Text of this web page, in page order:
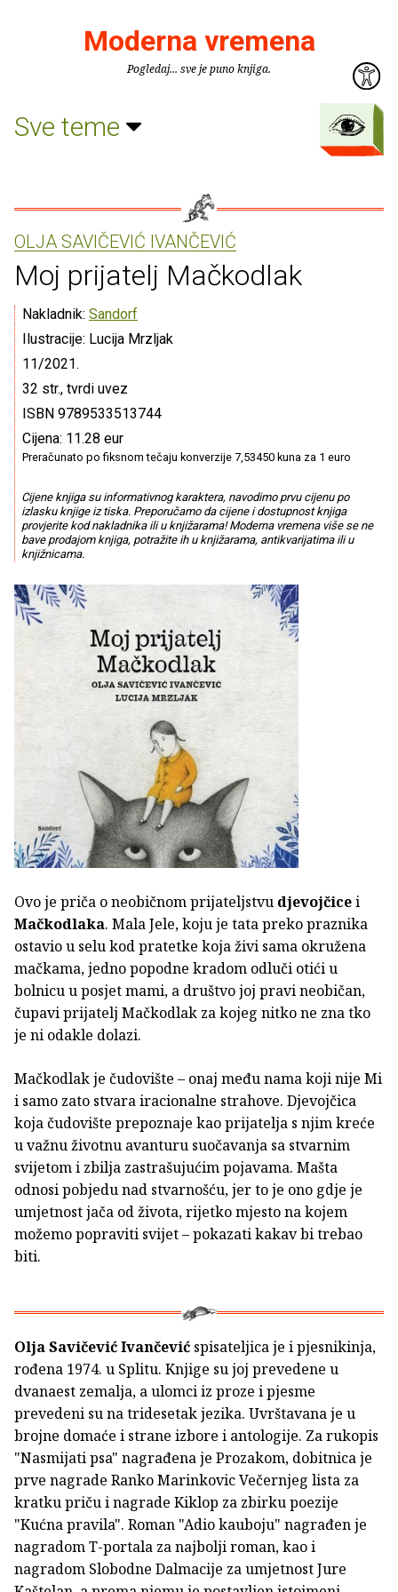
Moderna vremena
Pogledaj... sve je puno knjiga.
Sve teme
OLJA SAVIČEVIĆ IVANČEVIĆ
Moj prijatelj Mačkodlak
Nakladnik: Sandorf
Ilustracije: Lucija Mrzljak
11/2021.
32 str., tvrdi uvez
ISBN 9789533513744
Cijena: 11.28 eur
Preračunato po fiksnom tečaju konverzije 7,53450 kuna za 1 euro
Cijene knjiga su informativnog karaktera, navodimo prvu cijenu po
izlasku knjige iz tiska. Preporučamo da cijene i dostupnost knjiga
provjerite kod nakladnika ili u knjižarama! Moderna vremena više se ne
bave prodajom knjiga, potražite ih u knjižarama, antikvarijatima ili u
knjižnicama.
Ovo je priča o neobičnom prijateljstvu djevojčicei
Mačkodlaka. Mala Jele, koju je tata preko praznika
ostavio u selu kod pratetke koja živi sama okružena
mačkama, jedno popodne kradom odluči otići u
bolnicu u posjet mami, a društvo joj pravi neobičan,
čupavi prijatelj Mačkodlak za kojeg nitko ne zna tko
je ni odakle dolazi.
Mačkodlak je čudovište – onaj među nama koji nije Mi
i samo zato stvara iracionalne strahove. Djevojčica
koja čudovište prepoznaje kao prijatelja s njim kreće
u važnu životnu avanturu suočavanja sa stvarnim
svijetom i zbilja zastrašujućim pojavama. Mašta
odnosi pobjedu nad stvarnošću, jer to je ono gdje je
umjetnost jača od života, rijetko mjesto na kojem
možemo popraviti svijet – pokazati kakav bi trebao
biti.
Olja Savičević Ivančević spisateljica je i pjesnikinja,
rođena 1974. u Splitu. Knjige su joj prevedene u
dvanaest zemalja, a ulomci iz proze i pjesme
prevedeni su na tridesetak jezika. Uvrštavana je u
brojne domaće i strane izbore i antologije. Za rukopis
"Nasmijati psa" nagrađena je Prozakom, dobitnica je
prve nagrade Ranko Marinkovic Večernjeg lista za
kratku priču i nagrade Kiklop za zbirku poezije
"Kućna pravila". Roman "Adio kauboju" nagrađen je
nagradom T-portala za najbolji roman, kao i
nagradom Slobodne Dalmacije za umjetnost Jure